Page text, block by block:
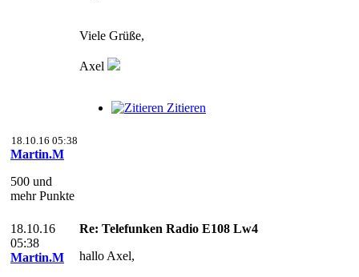
Viele Grüße,
Axel
Zitieren
18.10.16 05:38
Martin.M
500 und
mehr Punkte
18.10.16
05:38
Martin.M
Re: Telefunken Radio E108 Lw4
hallo Axel,